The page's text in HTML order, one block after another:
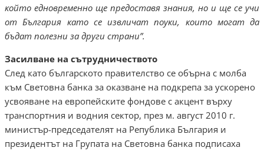
който едновременно ще предоставя знания, но и ще се учи
от България като се извличат поуки, които могат да
бъдат полезни за други страни”.
Засилване на сътрудничеството
След като българското правителство се обърна с молба
към Световна банка за оказване на подкрепа за ускорено
усвояване на европейските фондове с акцент върху
транспортния и водния сектор, през м. август 2010 г.
министър-председателят на Република България и
президентът на Групата на Световна банка подписаха